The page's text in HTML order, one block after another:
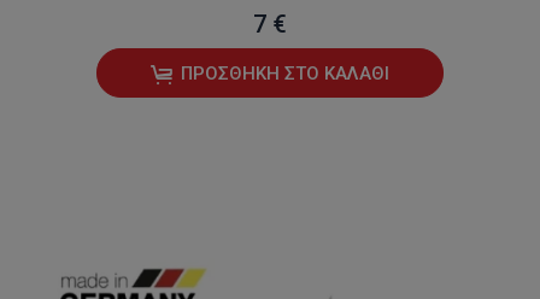
7 €
ΠΡΟΣΘΉΚΗ ΣΤΟ ΚΑΛΆΘΙ